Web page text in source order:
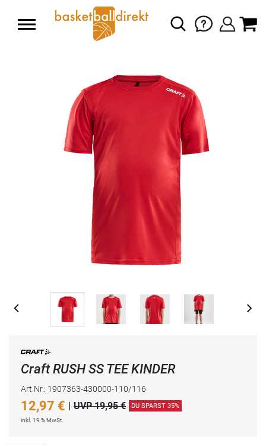
Craft RUSH SS TEE KINDER
Art.Nr.: 1907363-430000-110/116
12,97 € | UVP 19,95 € DU SPARST 35%
inkl. 19 % MwSt.